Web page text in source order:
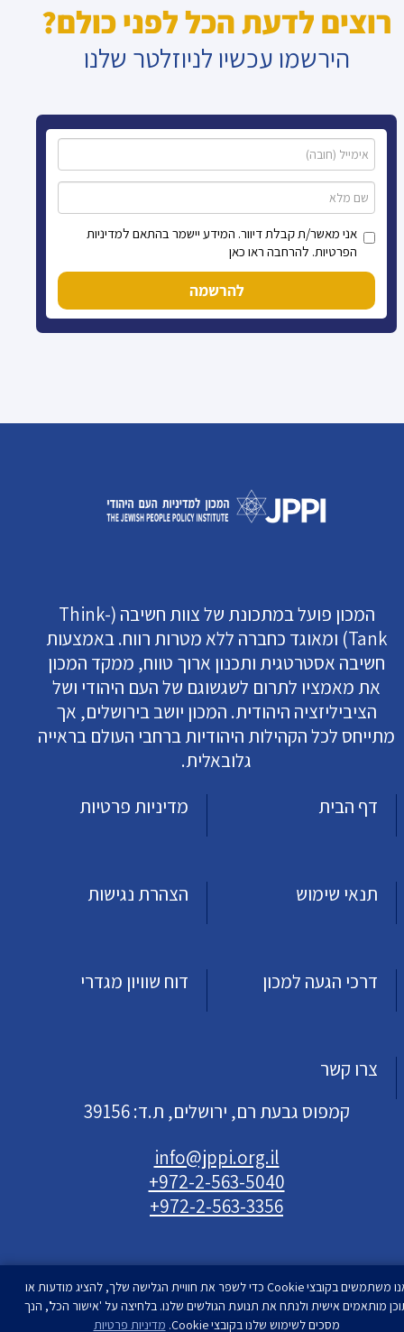
רוצים לדעת הכל לפני כולם?
הירשמו עכשיו לניוזלטר שלנו
אני מאשר/ת קבלת דיוור. המידע יישמר בהתאם למדיניות
הפרטיות. להרחבה ראו כאן
להרשמה
המכון פועל במתכונת של צוות חשיבה (Think-
Tank) ומאוגד כחברה ללא מטרות רווח. באמצעות
חשיבה אסטרטגית ותכנון ארוך טווח, ממקד המכון
את מאמציו לתרום לשגשוגם של העם היהודי ושל
הציביליזציה היהודית. המכון יושב בירושלים, אך
מתייחס לכל הקהילות היהודיות ברחבי העולם בראייה
גלובאלית.
דף הבית
מדיניות פרטיות
תנאי שימוש הצהרת נגישות
דרכי הגעה למכון דוח שוויון מגדרי
צרו קשר
קמפוס גבעת רם, ירושלים, ת.ד: 39156
info@jppi.org.il
+972-2-563-5040
+972-2-563-3356
אנו משתמשים בקובצי Cookie כדי לשפר את חוויית הגלישה שלך, להציג מודעות או
מותאמים אישית ולנתח את תנועת הגולשים שלנו. בלחיצה על 'אישור הכל', הנך
מסכים לשימוש שלנו בקובצי Cookie.
מדיניות פרטיות